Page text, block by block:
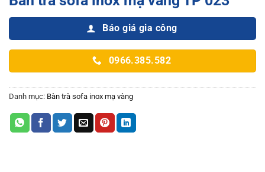
Báo giá gia công
0966.385.582
Danh mục: Bàn trà sofa inox mạ vàng